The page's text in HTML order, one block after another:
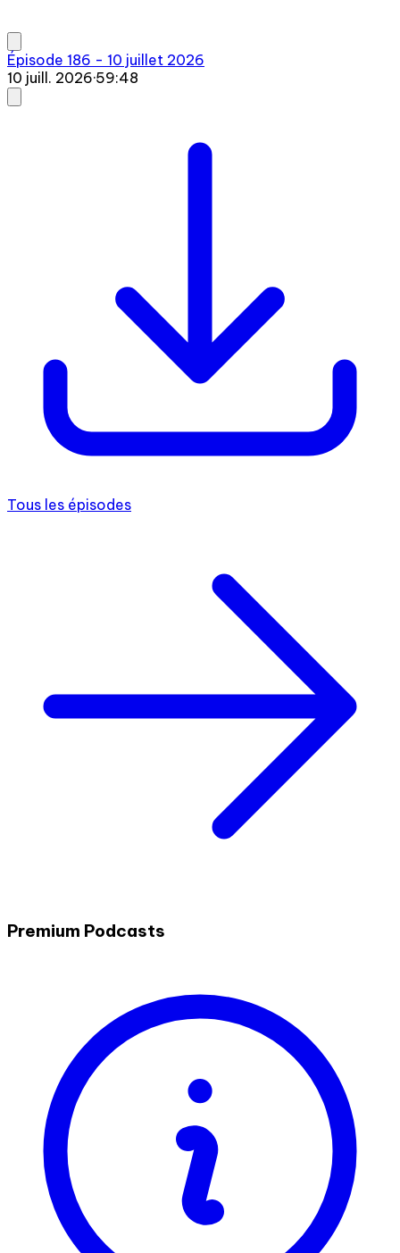
Épisode 186 - 10 juillet 2026
10 juill. 2026·59:48
Tous les épisodes
Premium Podcasts